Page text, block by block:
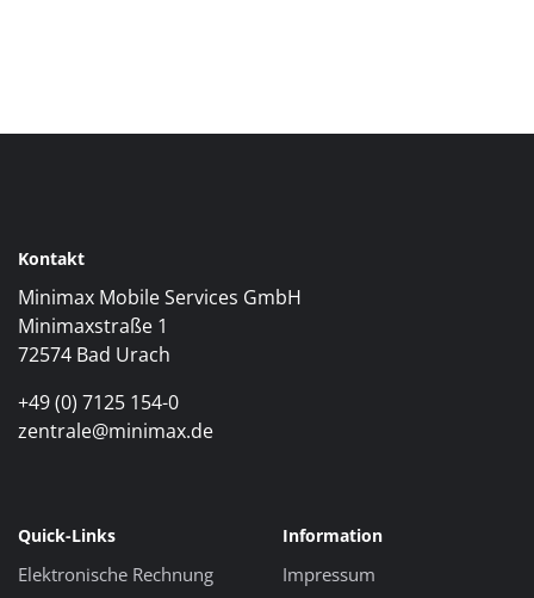
Kontakt
Minimax Mobile Services GmbH
Minimaxstraße 1
72574 Bad Urach
+49 (0) 7125 154-0
zentrale@minimax.de
Quick-Links
Elektronische Rechnung
Information
Impressum